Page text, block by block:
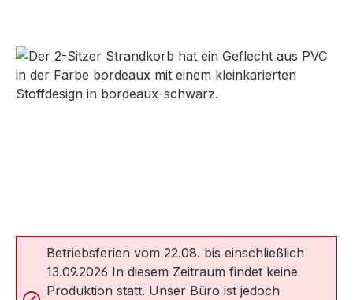
Bildergalerie überspringen
Betriebsferien vom 22.08. bis einschließlich
13.09.2026 In diesem Zeitraum findet keine
Produktion statt. Unser Büro ist jedoch